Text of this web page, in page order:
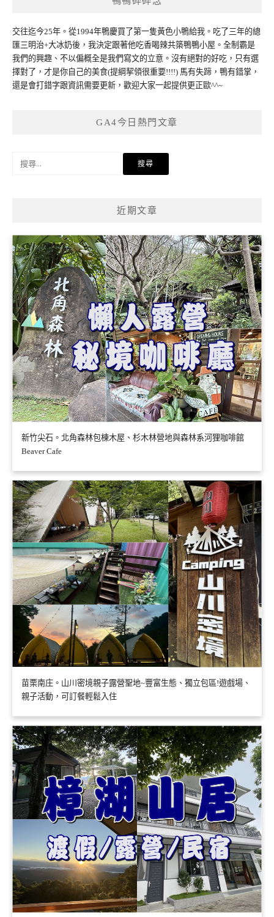
交往迄今25年。從1994年鴨慶買了第一隻黃色小鴨給我。吃了三年的總
匯三明治+大冰奶後，我決定跟著他吃香喝辣共築鴨鴨小屋。全制霸是
我們的興趣、不以偏概全是我們寫文的立意。沒有絕對的好吃，只有選
擇對了，才是你自己的美食(提綱挈領很重要!!!!) 馬有失蹄，鴨有錯掌，
還是會打錯字跟資訊需要更新，歡迎大家一起提供更正歐^^~
GA4今日熱門文章
近期文章
新竹尖石。北角森林包棟木屋、杉木林營地與森林系河狸咖啡館
Beaver Cafe
苗栗南庄。山川密境親子露營聖地~豐富生態、獨立包區!遊戲場、
親子活動，可訂餐輕鬆入住